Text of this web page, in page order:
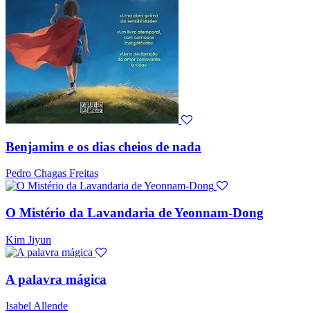
Benjamim e os dias cheios de nada
Pedro Chagas Freitas
O Mistério da Lavandaria de Yeonnam-Dong
Kim Jiyun
A palavra mágica
Isabel Allende